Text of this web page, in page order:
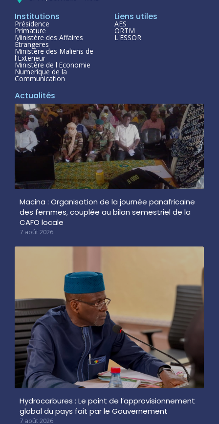
Institutions
Présidence
Primature
Ministère des Affaires
Étrangeres
Ministère des Maliens de
l'Exterieur
Ministère de l'Economie
Numerique de la
Communication
Liens utiles
AES
ORTM
L'ESSOR
Actualités
Macina : Organisation de la journée panafricaine
des femmes, couplée au bilan semestriel de la
CAFO locale
7 août 2026
Hydrocarbures : Le point de l’approvisionnement
global du pays fait par le Gouvernement
7 août 2026